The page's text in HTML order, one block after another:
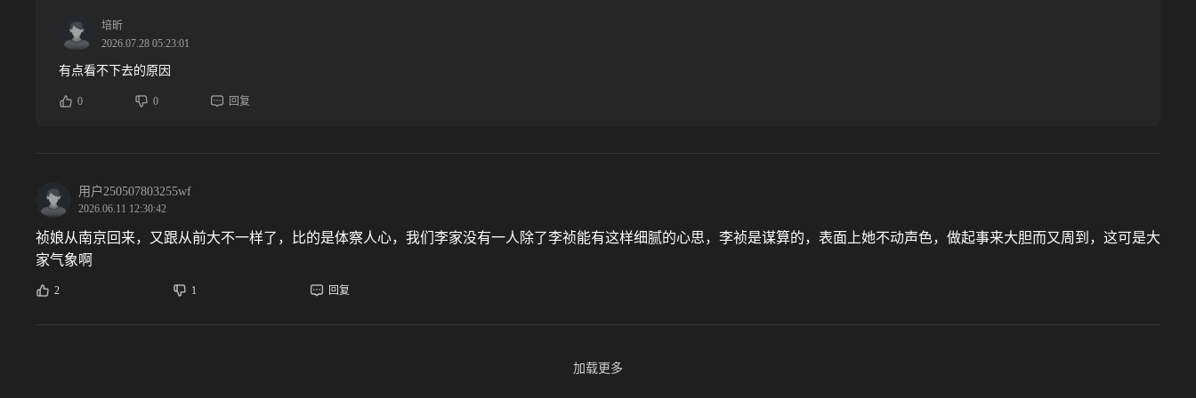
培昕
2026.07.28 05:23:01
有点看不下去的原因
0 0 回复
用户250507803255wf
2026.06.11 12:30:42
祯娘从南京回来，又跟从前大不一样了，比的是体察人心，我们李家没有一人除了李祯能有这样细腻的心思，李祯是谋算的，表面上她不动声色，做起事来大胆而又周到，这可是大
家气象啊
2 1 回复
加载更多